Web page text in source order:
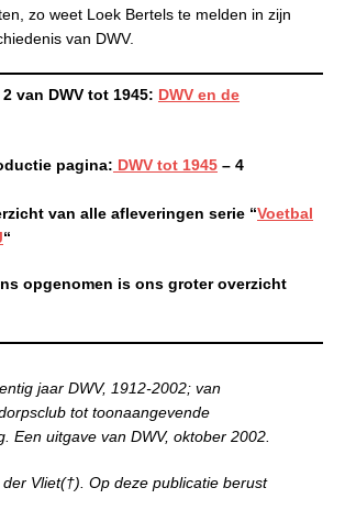
zo weet Loek Bertels te melden in zijn
van DWV.
van DWV tot 1945: DWV en de
pagina: DWV tot 1945 – 4
van alle afleveringen serie “Voetbal
“
opgenomen is ons groter overzicht
jaar DWV, 1912-2002; van
tot toonaangevende
Een uitgave van DWV, oktober 2002.
Vliet(†). Op deze publicatie berust